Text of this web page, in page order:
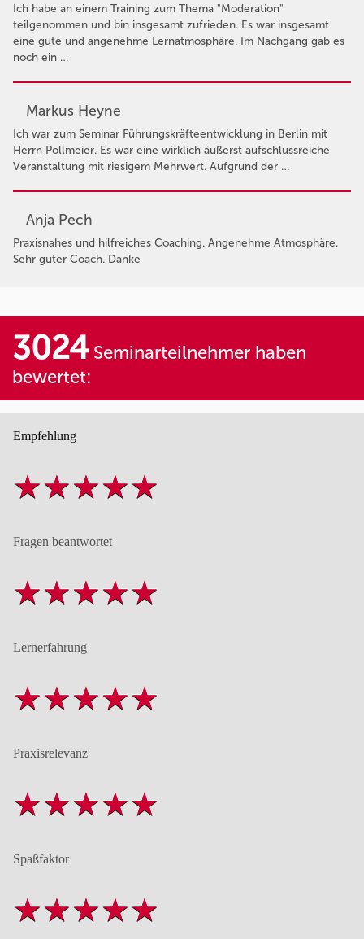
Ich habe an einem Training zum Thema "Moderation"
teilgenommen und bin insgesamt zufrieden. Es war insgesamt
eine gute und angenehme Lernatmosphäre. Im Nachgang gab es
noch ein …
Markus Heyne
Ich war zum Seminar Führungskräfteentwicklung in Berlin mit
Herrn Pollmeier. Es war eine wirklich äußerst aufschlussreiche
Veranstaltung mit riesigem Mehrwert. Aufgrund der …
Anja Pech
Praxisnahes und hilfreiches Coaching. Angenehme Atmosphäre.
Sehr guter Coach. Danke
3024Seminarteilnehmer haben
bewertet:
Empfehlung
Fragen beantwortet
Lernerfahrung
Praxisrelevanz
Spaßfaktor